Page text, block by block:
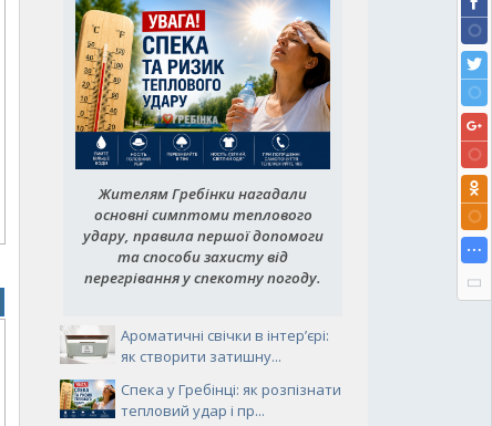
Жителям Гребінки нагадали
основні симптоми теплового
удару, правила першої допомоги
та способи захисту від
перегрівання у спекотну погоду.
Ароматичні свічки в інтер’єрі:
як створити затишну...
Спека у Гребінці: як розпізнати
тепловий удар і пр...